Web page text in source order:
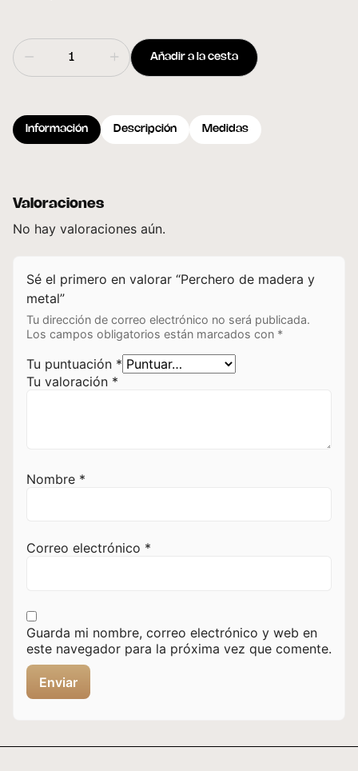
Añadir a la cesta
Información Descripción Medidas
Valoraciones
No hay valoraciones aún.
Sé el primero en valorar “Perchero de madera y
metal”
Tu dirección de correo electrónico no será publicada.
Los campos obligatorios están marcados con *
Tu puntuación *
Tu valoración *
Nombre *
Correo electrónico *
Guarda mi nombre, correo electrónico y web en
este navegador para la próxima vez que comente.